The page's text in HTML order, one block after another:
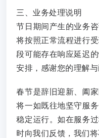
三、业务处理说明
节日期间产生的业务
将按照正常流程进行
段可能存在响应延迟
安排，感谢您的理解与
春节是辞旧迎新、阖
将一如既往地坚守服
稳定运行。如在服务
时向我们反馈，我们将